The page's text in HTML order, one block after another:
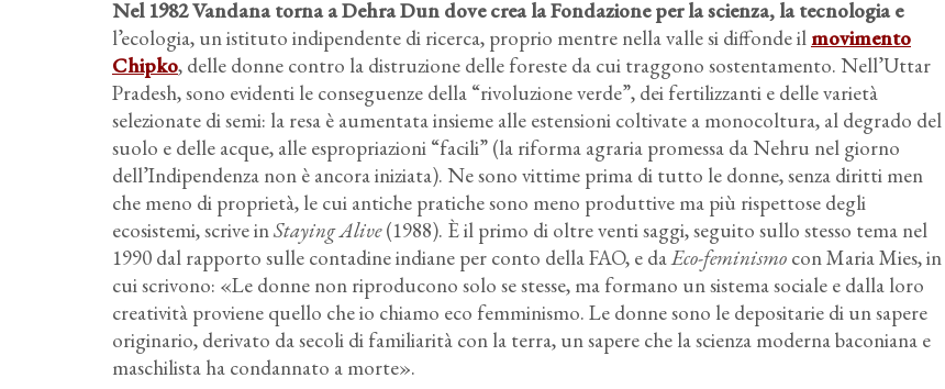
Nel 1982 Vandana torna a Dehra Dun dove crea la Fondazione per la scienza, la tecnologia e
l’ecologia, un istituto indipendente di ricerca, proprio mentre nella valle si diffonde ilmovimento
Chipko, delle donne contro la distruzione delle foreste da cui traggono sostentamento. Nell’Uttar
Pradesh, sono evidenti le conseguenze della “rivoluzione verde”, dei fertilizzanti e delle varietà
selezionate di semi: la resa è aumentata insieme alle estensioni coltivate a monocoltura, al degrado del
suolo e delle acque, alle espropriazioni “facili” (la riforma agraria promessa da Nehru nel giorno
dell’Indipendenza non è ancora iniziata). Ne sono vittime prima di tutto le donne, senza diritti men
che meno di proprietà, le cui antiche pratiche sono meno produttive ma più rispettose degli
ecosistemi, scrive inStaying Alive(1988). È il primo di oltre venti saggi, seguito sullo stesso tema nel
1990 dal rapporto sulle contadine indiane per conto della FAO, e daEco-feminismo con Maria Mies, in
cui scrivono: «Le donne non riproducono solo se stesse, ma formano un sistema sociale e dalla loro
creatività proviene quello che io chiamo eco femminismo. Le donne sono le depositarie di un sapere
originario, derivato da secoli di familiarità con la terra, un sapere che la scienza moderna baconiana e
maschilista ha condannato a morte».